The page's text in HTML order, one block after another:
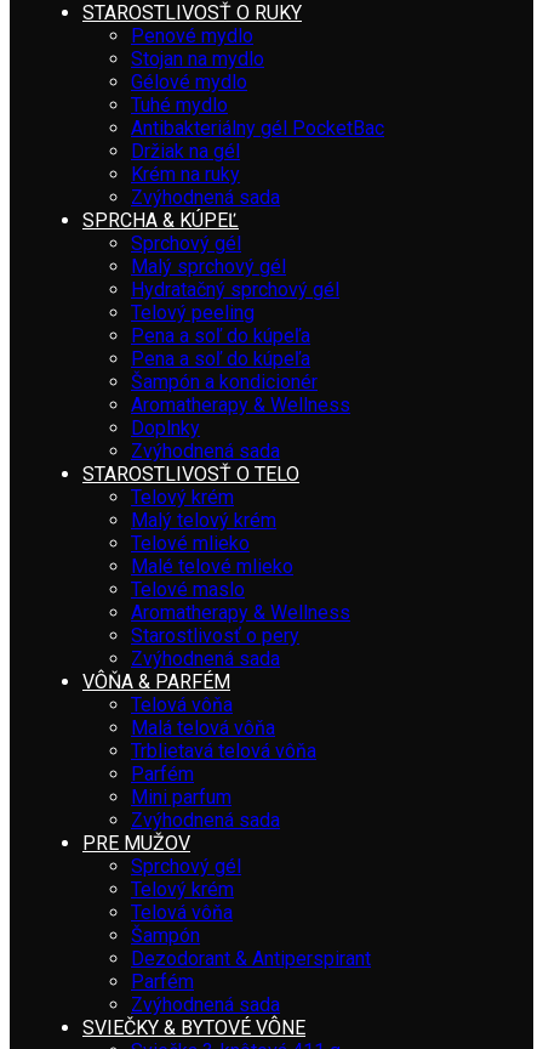
STAROSTLIVOSŤ O RUKY
Penové mydlo
Stojan na mydlo
Gélové mydlo
Tuhé mydlo
Antibakteriálny gél PocketBac
Držiak na gél
Krém na ruky
Zvýhodnená sada
SPRCHA & KÚPEĽ
Sprchový gél
Malý sprchový gél
Hydratačný sprchový gél
Telový peeling
Pena a soľ do kúpeľa
Pena a soľ do kúpeľa
Šampón a kondicionér
Aromatherapy & Wellness
Doplnky
Zvýhodnená sada
STAROSTLIVOSŤ O TELO
Telový krém
Malý telový krém
Telové mlieko
Malé telové mlieko
Telové maslo
Aromatherapy & Wellness
Starostlivosť o pery
Zvýhodnená sada
VÔŇA & PARFÉM
Telová vôňa
Malá telová vôňa
Trblietavá telová vôňa
Parfém
Mini parfum
Zvýhodnená sada
PRE MUŽOV
Sprchový gél
Telový krém
Telová vôňa
Šampón
Dezodorant & Antiperspirant
Parfém
Zvýhodnená sada
SVIEČKY & BYTOVÉ VÔNE